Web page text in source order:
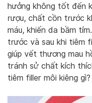
hưởng không tốt đến
rượu, chất cồn trước
máu, khiến da bầm
trước và sau khi tiêm
giúp vết thương mau
tránh sử chất kích
tiêm filler môi kiêng gì?